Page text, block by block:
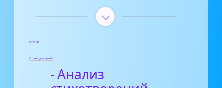
Статьи
Стихи для детей
- Анализ